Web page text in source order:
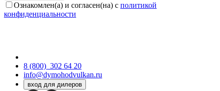
Ознакомлен(а) и согласен(на) с политикой
конфиденциальности
8 (800) 302 64 20
info@dymohodvulkan.ru